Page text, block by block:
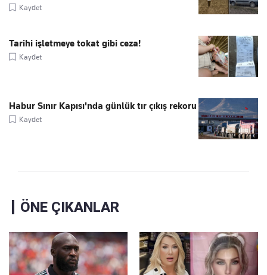
Kaydet
Tarihi işletmeye tokat gibi ceza!
Kaydet
Habur Sınır Kapısı'nda günlük tır çıkış rekoru
Kaydet
ÖNE ÇIKANLAR